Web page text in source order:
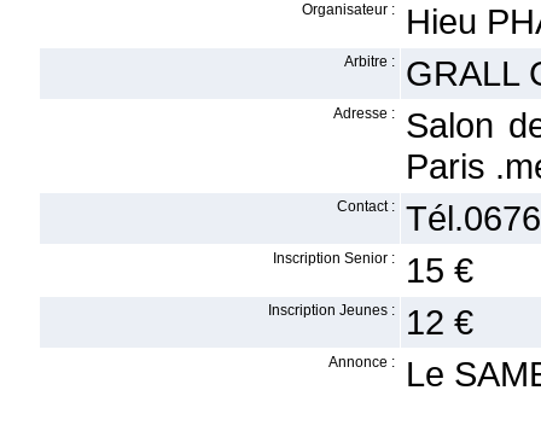
Organisateur : Hieu
Arbitre : GRALL
Adresse :
Salon
Paris
Contact :
Inscription Senior : 15 €
Inscription Jeunes : 12 €
Annonce : Le